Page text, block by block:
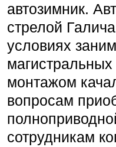
автозимник.
стрелой
условиях
монтажом
вопросам
сотрудникам